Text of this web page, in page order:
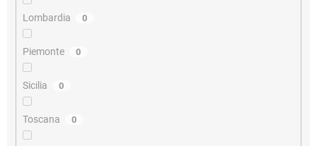
Lombardia 0
Piemonte 0
Sicilia 0
Toscana 0